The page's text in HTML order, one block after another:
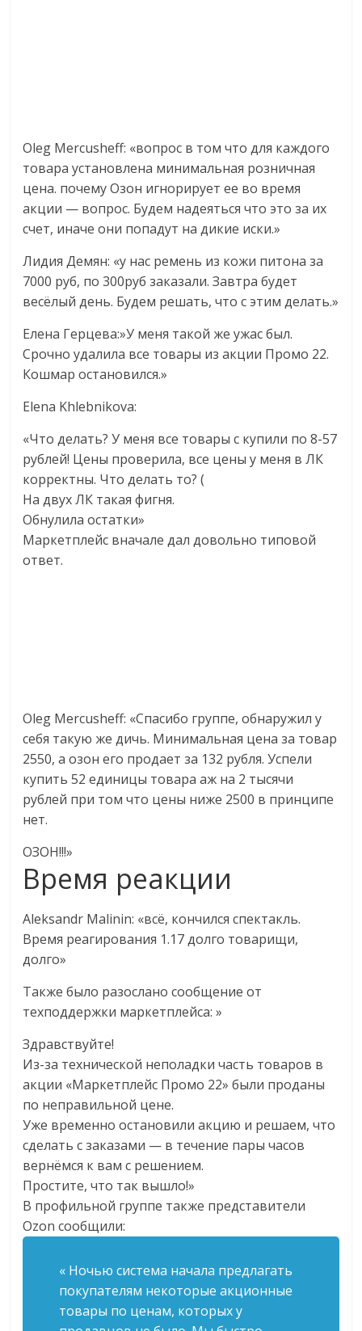
Oleg Mercusheff: «вопрос в том что для каждого
товара установлена минимальная розничная
цена. почему Озон игнорирует ее во время
акции — вопрос. Будем надеяться что это за их
счет, иначе они попадут на дикие иски.»
Лидия Демян: «у нас ремень из кожи питона за
7000 руб, по 300руб заказали. Завтра будет
весёлый день. Будем решать, что с этим делать.»
Елена Герцева:»У меня такой же ужас был.
Срочно удалила все товары из акции Промо 22.
Кошмар остановился.»
Elena Khlebnikova:
«Что делать? У меня все товары с купили по 8-57
рублей! Цены проверила, все цены у меня в ЛК
корректны. Что делать то? (
На двух ЛК такая фигня.
Обнулила остатки»
Маркетплейс вначале дал довольно типовой
ответ.
Oleg Mercusheff: «Спасибо группе, обнаружил у
себя такую же дичь. Минимальная цена за товар
2550, а озон его продает за 132 рубля. Успели
купить 52 единицы товара аж на 2 тысячи
рублей при том что цены ниже 2500 в принципе
нет.
ОЗОН!!!»
Время реакции
Aleksandr Malinin: «всё, кончился спектакль.
Время реагирования 1.17 долго товарищи,
долго»
Также было разослано сообщение от
техподдержки маркетплейса: »
Здравствуйте!
Из-за технической неполадки часть товаров в
акции «Маркетплейс Промо 22» были проданы
по неправильной цене.
Уже временно остановили акцию и решаем, что
сделать с заказами — в течение пары часов
вернёмся к вам с решением.
Простите, что так вышло!»
В профильной группе также представители
Ozon сообщили:
« Ночью система начала предлагать
покупателям некоторые акционные
товары по ценам, которых у